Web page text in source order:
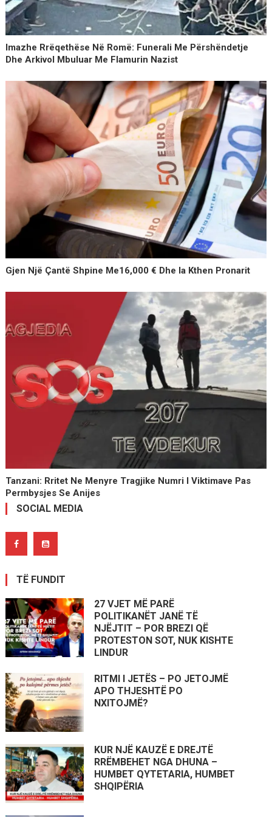
Imazhe Rrëqethëse Në Romë: Funerali Me Përshëndetje
Dhe Arkivol Mbuluar Me Flamurin Nazist
Gjen Një Çantë Shpine Me16,000 € Dhe Ia Kthen Pronarit
Tanzani: Rritet Ne Menyre Tragjike Numri I Viktimave Pas
Permbysjes Se Anijes
SOCIAL MEDIA
TË FUNDIT
27 VJET MË PARË
POLITIKANËT JANË TË
NJËJTIT – POR BREZI QË
PROTESTON SOT, NUK KISHTE
LINDUR
RITMI I JETËS – PO JETOJMË
APO THJESHTË PO
NXITOJMË?
KUR NJË KAUZË E DREJTË
RRËMBEHET NGA DHUNA –
HUMBET QYTETARIA, HUMBET
SHQIPËRIA